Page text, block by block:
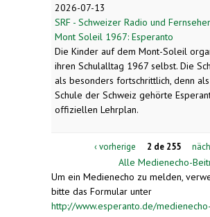
2026-07-13
SRF - Schweizer Radio und
Mont Soleil 1967: Esperanto
Die Kinder auf dem Mont-Soleil
ihren Schulalltag 1967 selbst. Die
als besonders fortschrittlich, denn
Schule der Schweiz gehörte
offiziellen Lehrplan.
‹ vorherige 2 de 255
Alle Medienecho-
Um ein Medienecho zu melden,
bitte das Formular unter
http://www.esperanto.de/